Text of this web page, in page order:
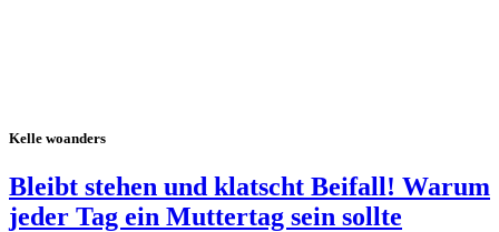
Kelle woanders
Bleibt stehen und klatscht Beifall! Warum
jeder Tag ein Muttertag sein sollte